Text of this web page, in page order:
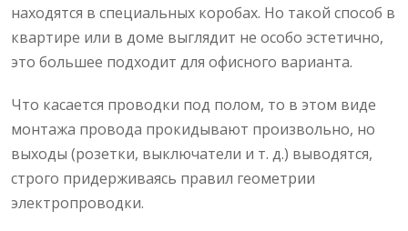
находятся в специальных коробах. Но такой способ в
квартире или в доме выглядит не особо эстетично,
это большее подходит для офисного варианта.
Что касается проводки под полом, то в этом виде
монтажа провода прокидывают произвольно, но
выходы (розетки, выключатели и т. д.) выводятся,
строго придерживаясь правил геометрии
электропроводки.